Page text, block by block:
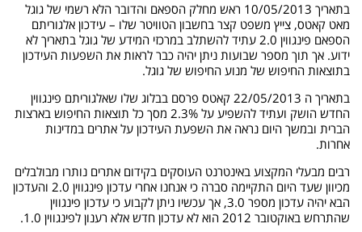
בתאריך 10/05/2013 ראש מחלק הספאם והדובר הלא רשמי של גוגל
מאט קאטס, צייץ משפט קצר בחשבון הטוויטר שלו – עידכון אלגוריתם
הספאם פינגווין 2.0 עתיד להשתלב במרכזי המידע של גוגל בתאריך לא
ידוע. אך תוך מספר שבועות ניתן יהיה כבר לראות את השפעות העידכון
בתוצאות החיפוש של מנוע החיפוש של גוגל.
בתאריך ה 22/05/2013 קאטס פרסם בבלוג שלו שאלגוריתם פינגווין
החדש הושק ועתיד להשפיע על 2.3% מסך כל תוצאות החיפוש בארצות
הברית ובמשך היום נראה את השפעת העידכון על אתרים במדינות
אחרות.
רבים מבעלי המקצוע באינטרנט העוסקים בקידום אתרים נותרו מבולבלים
מכיוון שעד היום התקיימה סברה כי אנחנו אחרי עדכון פינגווין 2.0 והעדכון
הבא יהיה עדכון מספר 3.0, אך עכשיו ניתן לקבוע כי עדכון פינגווין
שהתרחש באוקטובר 2012 הוא לא עדכון חדש אלא רענון לפינגווין 1.0.